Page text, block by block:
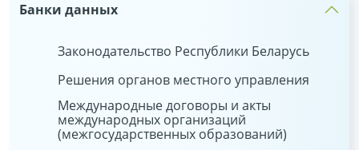
Банки данных
Законодательство Республики Беларусь
Решения органов местного управления
Международные договоры и акты
международных организаций
(межгосударственных образований)